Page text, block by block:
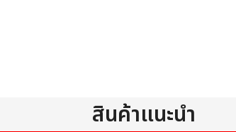
สินค้าแนะนำ